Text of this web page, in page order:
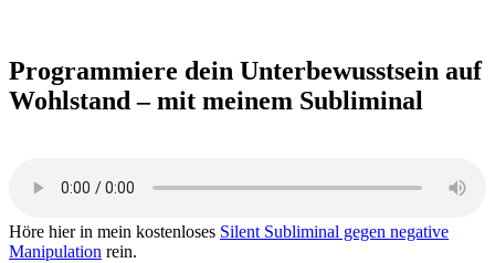
Programmiere dein Unterbewusstsein auf
Wohlstand – mit meinem Subliminal
Höre hier in mein kostenloses Silent Subliminal gegen negative
Manipulation rein.